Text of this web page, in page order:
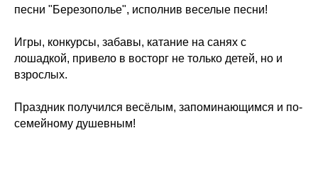
песни "Березополье", исполнив веселые песни!
Игры, конкурсы, забавы, катание на санях с
лошадкой, привело в восторг не только детей, но и
взрослых.
Праздник получился весёлым, запоминающимся и по-
семейному душевным!